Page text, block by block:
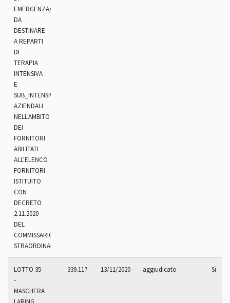
EMERGENZA/URGENZA
DA
DESTINARE
A REPARTI
DI
TERAPIA
INTENSIVA
E
SUB_INTENSIVA
AZIENDALI
NELL'AMBITO
DEI
FORNITORI
ABILITATI
ALL'ELENCO
FORNITORI
ISTITUITO
CON
DECRETO
2.11.2020
DEL
COMMISSARIO
STRAORDINARIO
LOTTO 35
-
MASCHERA
339.117 13/11/2020 aggiudicato Si